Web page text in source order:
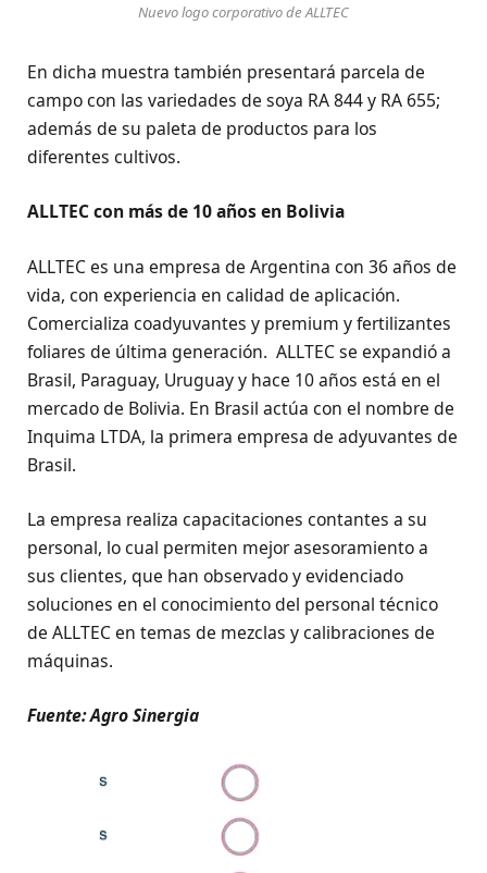
Nuevo logo corporativo de ALLTEC
En dicha muestra también presentará parcela de
campo con las variedades de soya RA 844 y RA 655;
además de su paleta de productos para los
diferentes cultivos.
ALLTEC con más de 10 años en Bolivia
ALLTEC es una empresa de Argentina con 36 años de
vida, con experiencia en calidad de aplicación.
Comercializa coadyuvantes y premium y fertilizantes
foliares de última generación. ALLTEC se expandió a
Brasil, Paraguay, Uruguay y hace 10 años está en el
mercado de Bolivia. En Brasil actúa con el nombre de
Inquima LTDA, la primera empresa de adyuvantes de
Brasil.
La empresa realiza capacitaciones contantes a su
personal, lo cual permiten mejor asesoramiento a
sus clientes, que han observado y evidenciado
soluciones en el conocimiento del personal técnico
de ALLTEC en temas de mezclas y calibraciones de
máquinas.
Fuente: Agro Sinergia